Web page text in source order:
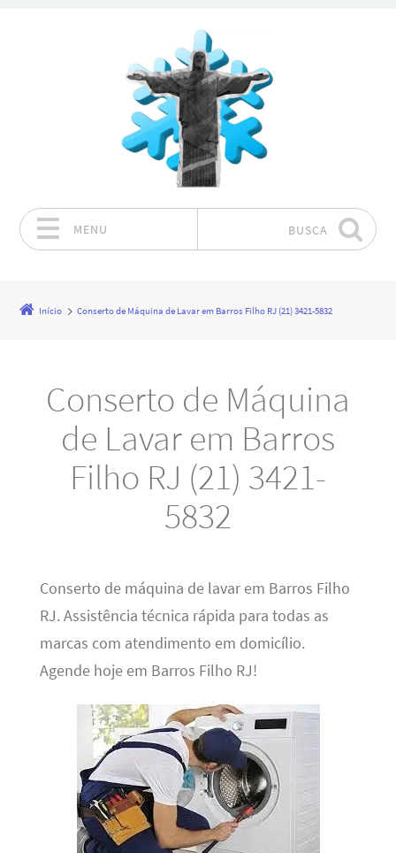
MENU BUSCA
Início Conserto de Máquina de Lavar em Barros Filho RJ (21) 3421-5832
Conserto de Máquina
de Lavar em Barros
Filho RJ (21) 3421-
5832
Conserto de máquina de lavar em Barros Filho
RJ. Assistência técnica rápida para todas as
marcas com atendimento em domicílio.
Agende hoje em Barros Filho RJ!